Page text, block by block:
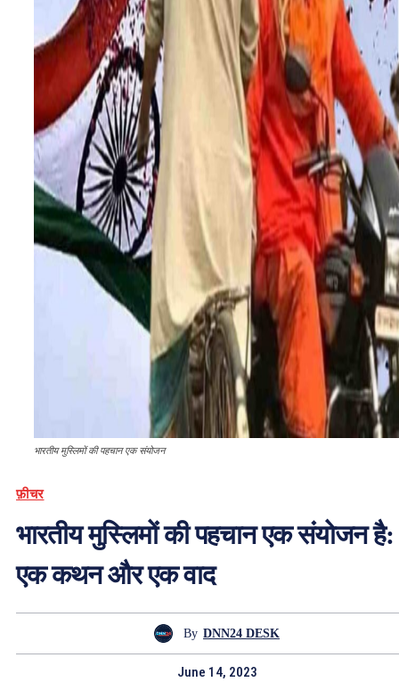
भारतीय मुस्लिमों की पहचान एक संयोजन
फ़ीचर
भारतीय मुस्लिमों की पहचान एक संयोजन है:
एक कथन और एक वाद
By DNN24 DESK
June 14, 2023